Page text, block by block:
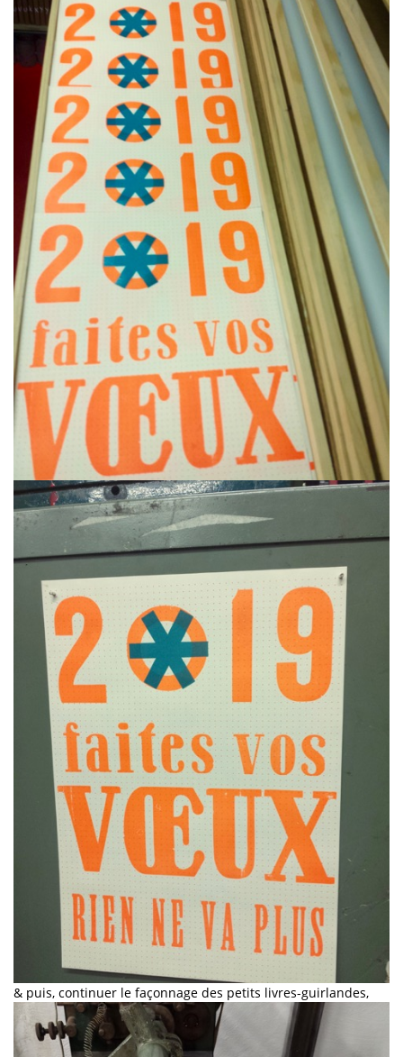
& puis, continuer le façonnage des petits livres-guirlandes,